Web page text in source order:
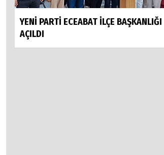
Bülent TURAN
SORUMLULUK
YENİ PARTİ ECEABAT İLÇE BAŞKANLIĞI
AÇILDI